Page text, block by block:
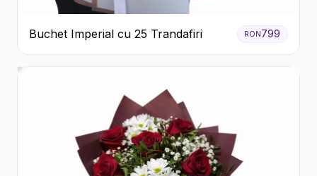
Buchet Imperial cu 25 Trandafiri RON799